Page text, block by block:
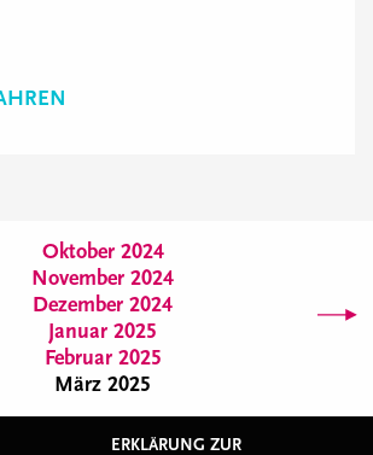
Oktober 2024
November 2024
Dezember 2024
Januar 2025
Februar 2025
März 2025
ERKLÄRUNG ZUR